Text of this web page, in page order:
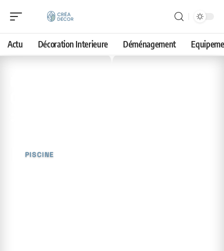
Actu Décoration Interieure Déménagement
PISCINE